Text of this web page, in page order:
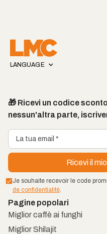
LANGUAGE
🎁 Ricevi un codice
nessun'altra parte,
Je souhaite recevoir le code
de confidentialité.
Pagine popolari
Miglior caffè ai funghi
Miglior Shilajit